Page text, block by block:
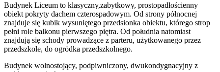
Budynek Liceum to klasyczny,zabytkowy, prostopadłościenny
obiekt pokryty dachem czterospadowym. Od strony północnej
znajduje się kubik wysuniętego przedsionka obiektu, którego strop
pełni role balkonu pierwszego piętra. Od południa natomiast
znajdują się schody prowadzące z parteru, użytkowanego przez
przedszkole, do ogródka przedszkolnego.
Budynek wolnostojący, podpiwniczony, dwukondygnacyjny z